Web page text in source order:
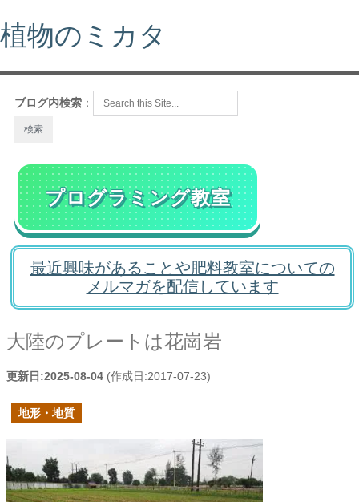
植物のミカタ
ブログ内検索 ：
プログラミング教室
最近興味があることや肥料教室についての
メルマガを配信しています
大陸のプレートは花崗岩
更新日:2025-08-04 (作成日:2017-07-23)
地形・地質